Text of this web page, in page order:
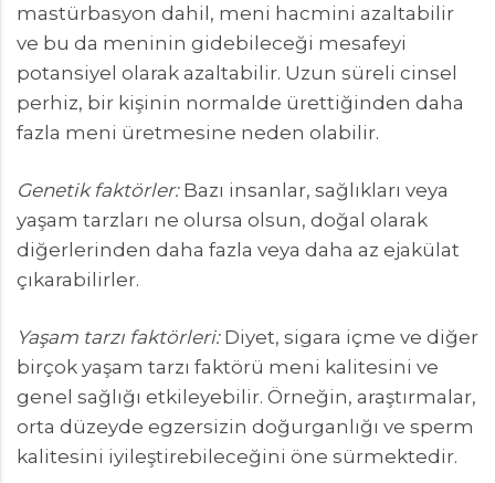
mastürbasyon dahil, meni hacmini azaltabilir
ve bu da meninin gidebileceği mesafeyi
potansiyel olarak azaltabilir. Uzun süreli cinsel
perhiz, bir kişinin normalde ürettiğinden daha
fazla meni üretmesine neden olabilir.
Genetik faktörler:Bazı insanlar, sağlıkları veya
yaşam tarzları ne olursa olsun, doğal olarak
diğerlerinden daha fazla veya daha az ejakülat
çıkarabilirler.
Yaşam tarzı faktörleri:Diyet, sigara içme ve diğer
birçok yaşam tarzı faktörü meni kalitesini ve
genel sağlığı etkileyebilir. Örneğin, araştırmalar,
orta düzeyde egzersizin doğurganlığı ve sperm
kalitesini iyileştirebileceğini öne sürmektedir.